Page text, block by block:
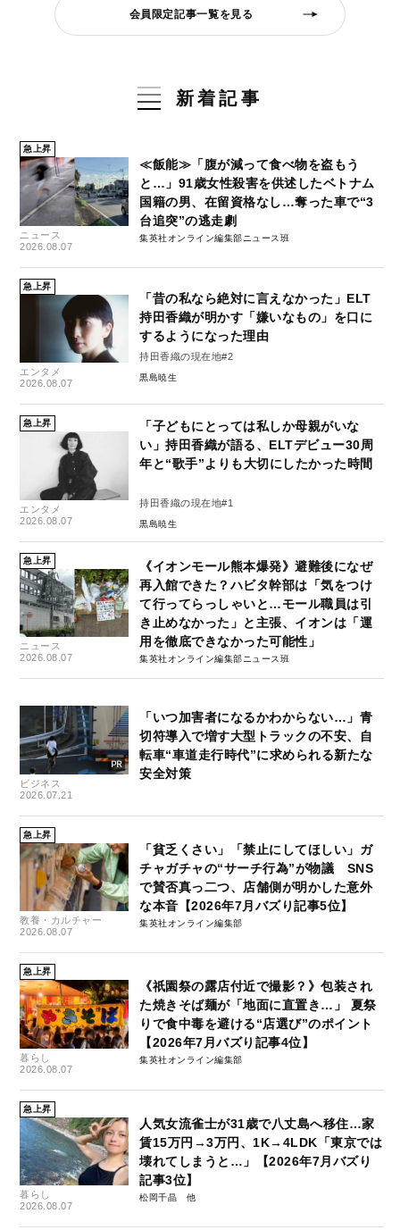
会員限定記事一覧を見る
新着記事
急上昇
ニュース
2026.08.07
≪飯能≫「腹が減って食べ物を盗もう
と…」91歳女性殺害を供述したベトナム
国籍の男、在留資格なし…奪った車で“3
台追突”の逃走劇
集英社オンライン編集部ニュース班
急上昇
エンタメ
2026.08.07
「昔の私なら絶対に言えなかった」ELT
持田香織が明かす「嫌いなもの」を口に
するようになった理由
持田香織の現在地#2
黒島暁生
急上昇
エンタメ
2026.08.07
「子どもにとっては私しか母親がいな
い」持田香織が語る、ELTデビュー30周
年と“歌手”よりも大切にしたかった時間
持田香織の現在地#1
黒島暁生
急上昇
ニュース
2026.08.07
《イオンモール熊本爆発》避難後になぜ
再入館できた？ハビタ幹部は「気をつけ
て行ってらっしゃいと…モール職員は引
き止めなかった」と主張、イオンは「運
用を徹底できなかった可能性」
集英社オンライン編集部ニュース班
ビジネス
2026.07.21
「いつ加害者になるかわからない…」青
切符導入で増す大型トラックの不安、自
転車“車道走行時代”に求められる新たな
安全対策
急上昇
教養・カルチャー
2026.08.07
「貧乏くさい」「禁止にしてほしい」ガ
チャガチャの“サーチ行為”が物議 SNS
で賛否真っ二つ、店舗側が明かした意外
な本音【2026年7月バズり記事5位】
集英社オンライン編集部
急上昇
暮らし
2026.08.07
《祇園祭の露店付近で撮影？》包装され
た焼きそば麺が「地面に直置き…」 夏祭
りで食中毒を避ける“店選び”のポイント
【2026年7月バズり記事4位】
集英社オンライン編集部
急上昇
暮らし
2026.08.07
人気女流雀士が31歳で八丈島へ移住…家
賃15万円→3万円、1K→4LDK「東京では
壊れてしまうと…」【2026年7月バズり
記事3位】
松岡千晶